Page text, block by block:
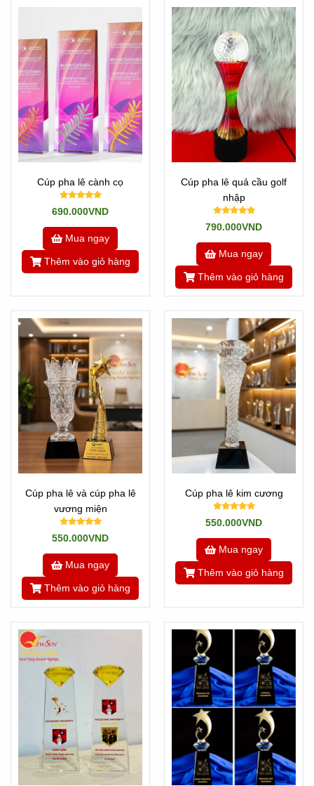
Cúp pha lê cành cọ
690.000VND
Mua ngay
Thêm vào giỏ hàng
Cúp pha lê quả cầu golf
nhập
790.000VND
Mua ngay
Thêm vào giỏ hàng
Cúp pha lê và cúp pha lê
vương miện
550.000VND
Mua ngay
Thêm vào giỏ hàng
Cúp pha lê kim cương
550.000VND
Mua ngay
Thêm vào giỏ hàng